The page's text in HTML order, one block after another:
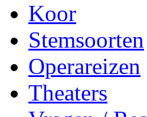
Koor
Stemsoorten
Operareizen
Theaters